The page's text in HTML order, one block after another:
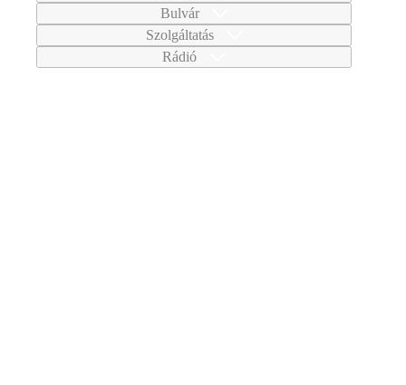
Bulvár
Szolgáltatás
Rádió